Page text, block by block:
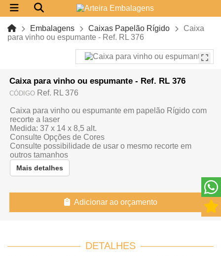
Embalagens Caixas Papelão Rígido
Caixa
para vinho ou espumante - Ref. RL 376
Caixa para vinho ou espumante - Ref. RL 376
CÓDIGO Ref. RL 376
Caixa para vinho ou espumante em papelão Rígido com
recorte a laser
Medida: 37 x 14 x 8,5 alt.
Consulte Opções de Cores
Consulte possibilidade de usar o mesmo recorte em
outros tamanhos
Mais detalhes
Adicionar ao orçamento
DETALHES